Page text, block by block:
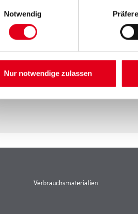
Notwendig
Nur notwendige zulassen
ZUSATZINFOS
Verbrauchsmaterialien